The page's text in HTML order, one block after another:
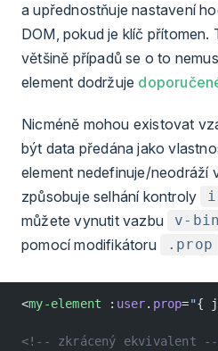
a upřednostňuje nastavení
DOM, pokud je klíč přítomen.
většině případů se o to
element dodržuje
Nicméně mohou existovat
být data předána jako
element nedefinuje/neodráží
způsobuje selhání kontroly
můžete vynutit vazbu
v-
pomocí modifikátoru
.prop
<my-element : user. prop="{
<!-- zkrácený ekvivalent --